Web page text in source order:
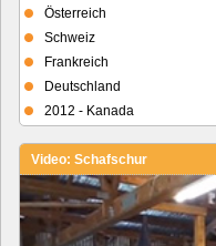
Österreich
Schweiz
Frankreich
Deutschland
2012 - Kanada
Video: Schafschur